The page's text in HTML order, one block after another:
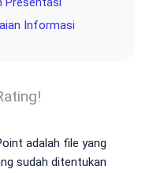
Informasi
adalah file yang
sudah ditentukan